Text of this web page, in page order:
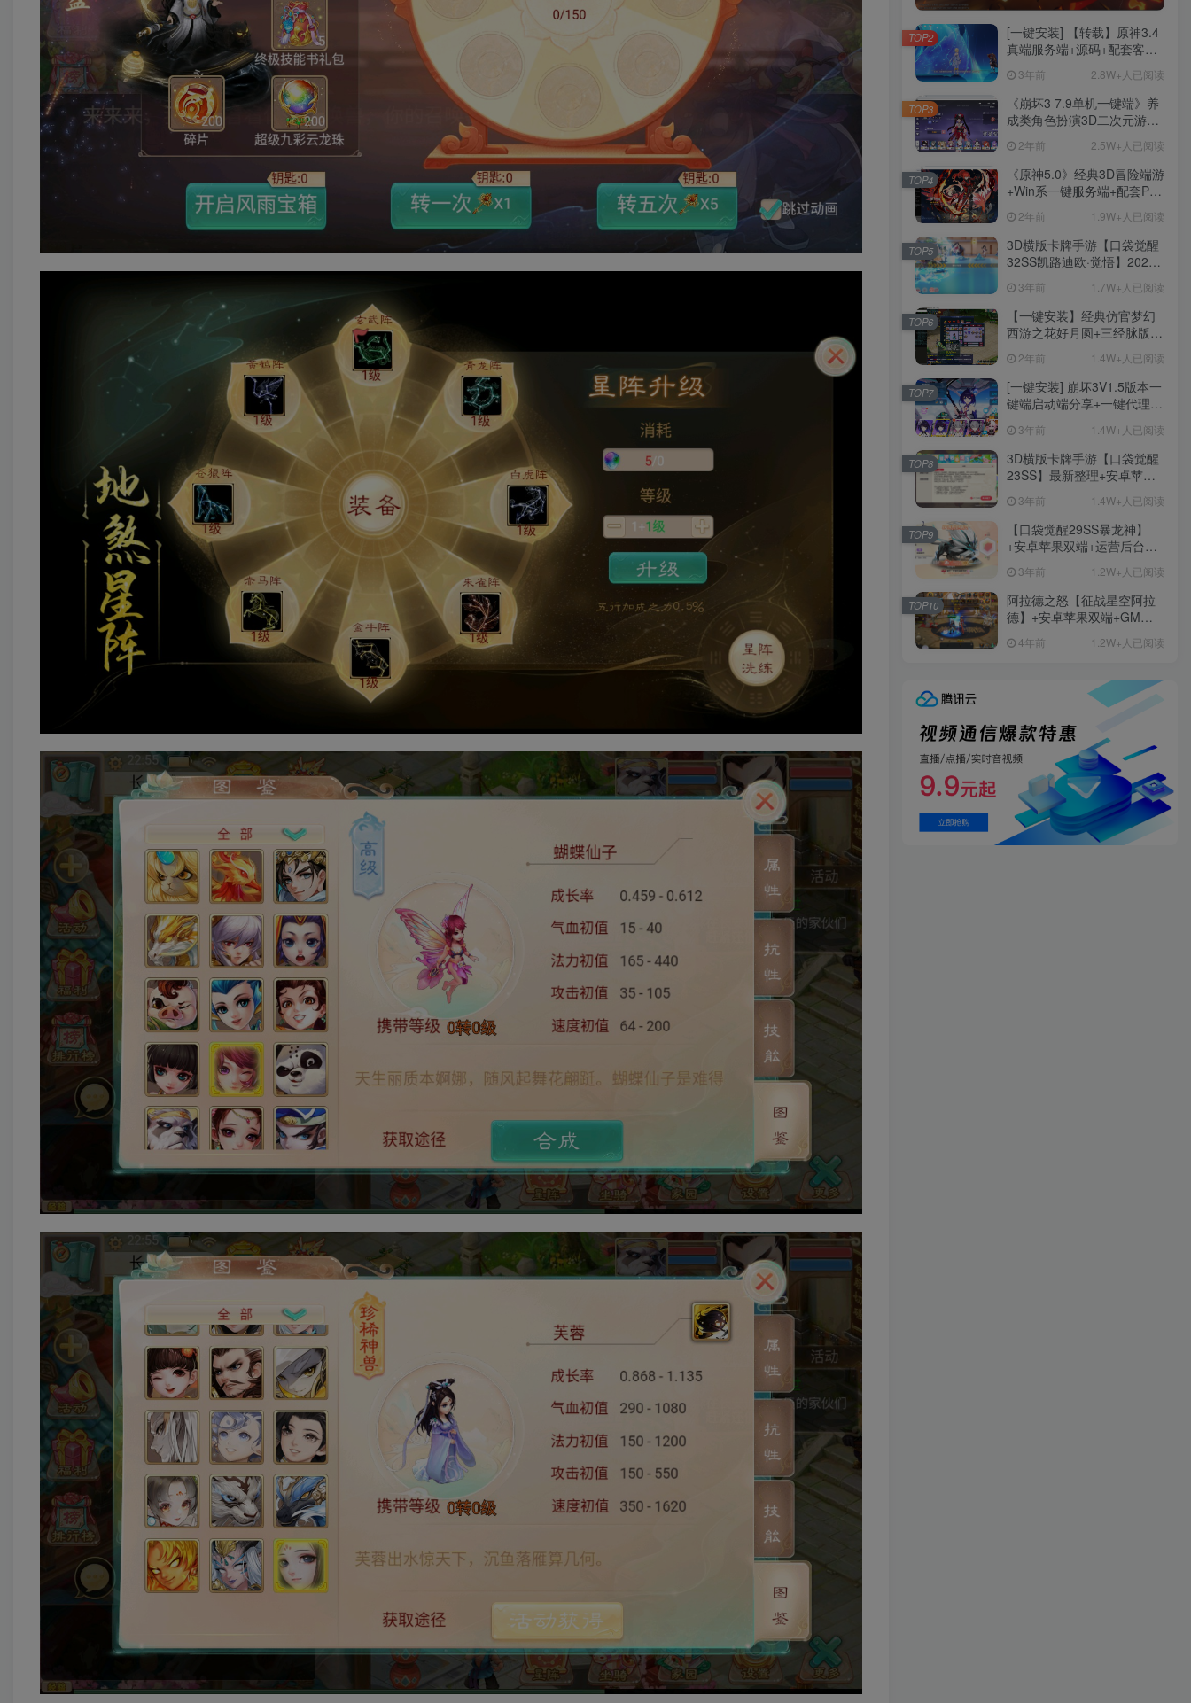
[一键安装] 【转载】原神3.4
真端服务端+源码+配套客户
说明文件
3年前 2.8W+人已阅读
TOP2
《崩坏3 7.9单机一键端》养
成类角色扮演3D二次元游
用、无限资源、附带保姆级
安装教程
2年前 2.5W+人已阅读
TOP3
《原神5.0》经典3D冒险端游
+Win系一键服务端+配套PC
池文件
2年前 1.9W+人已阅读
TOP4
3D横版卡牌手游【口袋觉醒
32SS凯路迪欧·觉悟】2023
+支付对接+安卓苹果双端+运
营后台+GM授权后台+代理
后台
3年前 1.7W+人已阅读
TOP5
【一键安装】经典仿官梦幻
西游之花好月圆+三经脉版本
卡+剧情活动+视频搭建及其
他修改资料
2年前 1.4W+人已阅读
TOP6
[一键安装] 崩坏3V1.5版本一
键端启动端分享+一键代理
ID+详细指令+极简一键修改
3年前 1.4W+人已阅读
TOP7
3D横版卡牌手游【口袋觉醒
23SS】最新整理+安卓苹果
细搭建教程
3年前 1.4W+人已阅读
TOP8
【口袋觉醒29SS暴龙神】
+安卓苹果双端+运营后台
端 3年前 1.2W+人已阅读
TOP9
阿拉德之怒【征战星空阿拉
德】+安卓苹果双端+GM授
+详细教程
4年前 1.2W+人已阅读
TOP10